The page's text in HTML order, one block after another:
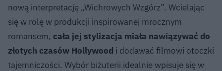
nową interpretację „Wichrowych Wzgórz”. Wcielając
się w rolę w produkcji inspirowanej mrocznym
romansem, cała jej stylizacja miała nawiązywać do
złotych czasów Hollywood i dodawać filmowi otoczki
tajemniczości. Wybór biżuterii idealnie wpisuje się w